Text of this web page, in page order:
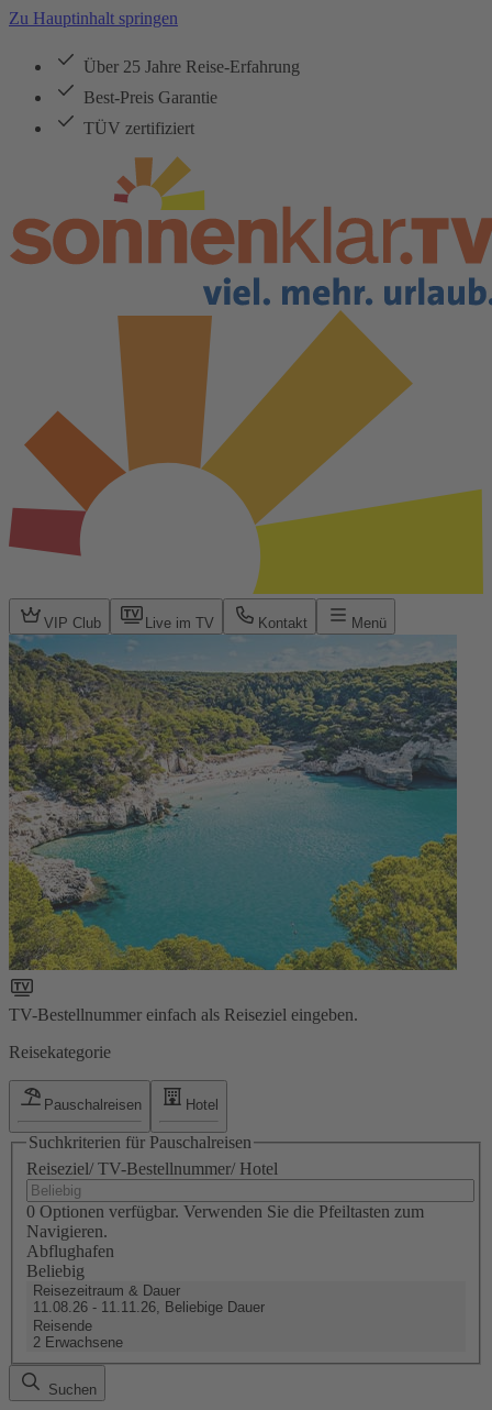
Zu Hauptinhalt springen
Über 25 Jahre Reise-Erfahrung
Best-Preis Garantie
TÜV zertifiziert
VIP Club Live im TV Kontakt Menü
TV-Bestellnummer einfach als Reiseziel eingeben.
Reisekategorie
Pauschalreisen Hotel
Suchkriterien für Pauschalreisen
Reiseziel/ TV-Bestellnummer/ Hotel
0 Optionen verfügbar. Verwenden Sie die Pfeiltasten zum
Navigieren.
Abflughafen
Beliebig
Reisezeitraum & Dauer
11.08.26 - 11.11.26, Beliebige Dauer
Reisende
2 Erwachsene
Suchen